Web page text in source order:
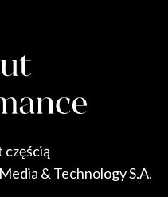
częścią
& Technology S.A.